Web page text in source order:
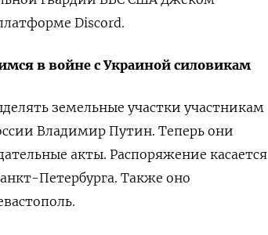
Discord.
в войне с Украиной силовикам
земельные участки участникам
Владимир Путин. Теперь они
акты. Распоряжение касается
Петербурга. Также оно